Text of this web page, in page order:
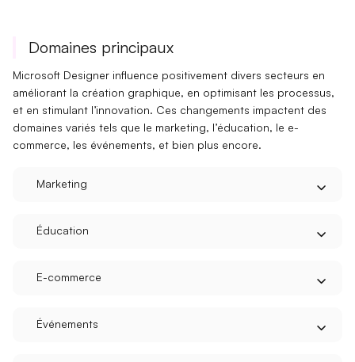
Domaines principaux
Microsoft Designer influence positivement divers secteurs en
améliorant la création graphique, en optimisant les processus,
et en stimulant l’innovation. Ces changements impactent des
domaines variés tels que le marketing, l’éducation, le e-
commerce, les événements, et bien plus encore.
Marketing
Éducation
E-commerce
Événements